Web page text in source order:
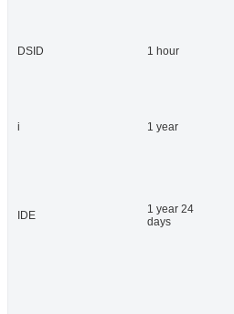
DSID 1 hour
i 1 year
IDE
1 year 24
days